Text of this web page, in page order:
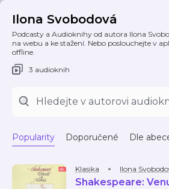
Ilona Svobodová
Podcasty a Audioknihy od autora Ilona
na webu a ke stažení. Nebo poslouchejte v
offline.
3 audioknih
Popularity Doporučené Dle
Klasika Ilona
Shakespeare: